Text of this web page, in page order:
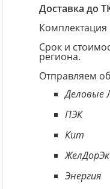
Доставка до
Комплектация
Срок и
региона.
Отправляем
Деловые
ПЭК
Кит
Энергия